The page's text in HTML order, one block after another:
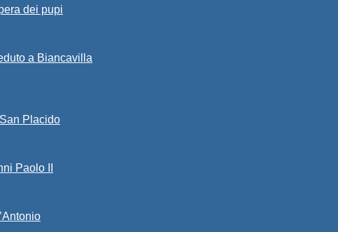
dei pupi
a Biancavilla
Placido
Paolo II